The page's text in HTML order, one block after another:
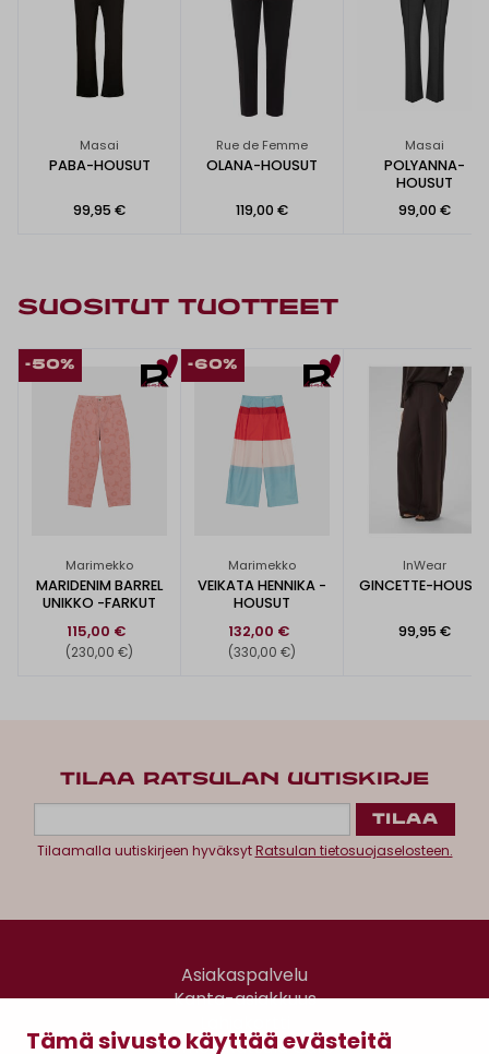
Tämä sivusto käyttää evästeitä
Masai
PABA-HOUSUT
99,95 €
Rue de Femme
OLANA-HOUSUT
119,00 €
Masai
POLYANNA-
HOUSUT
99,00 €
SUOSITUT TUOTTEET
-50%
Marimekko
MARIDENIM BARREL
UNIKKO -FARKUT
115,00 €
(230,00 €)
-60%
Marimekko
VEIKATA HENNIKA -
HOUSUT
132,00 €
(330,00 €)
InWear
GINCETTE-HOUSUT
99,95 €
TILAA RATSULAN UUTISKIRJE
Tilaamalla uutiskirjeen hyväksytRatsulan tietosuojaselosteen.
Asiakaspalvelu
Kanta-asiakkuus
Gomee Ratsula Café